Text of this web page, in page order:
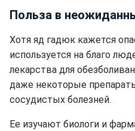
Польза в
Хотя яд гадюк кажется
используется на благо
лекарства для
даже некоторые
сосудистых болезней.
Ее изучают биологи и